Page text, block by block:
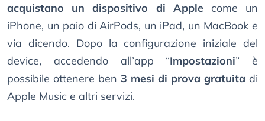
acquistano un dispositivo di Applecome un
iPhone, un paio di AirPods, un iPad, un MacBook e
via dicendo. Dopo la configurazione iniziale del
device, accedendo all’app “Impostazioni” è
possibile ottenere ben 3 mesi di prova gratuita di
Apple Music e altri servizi.